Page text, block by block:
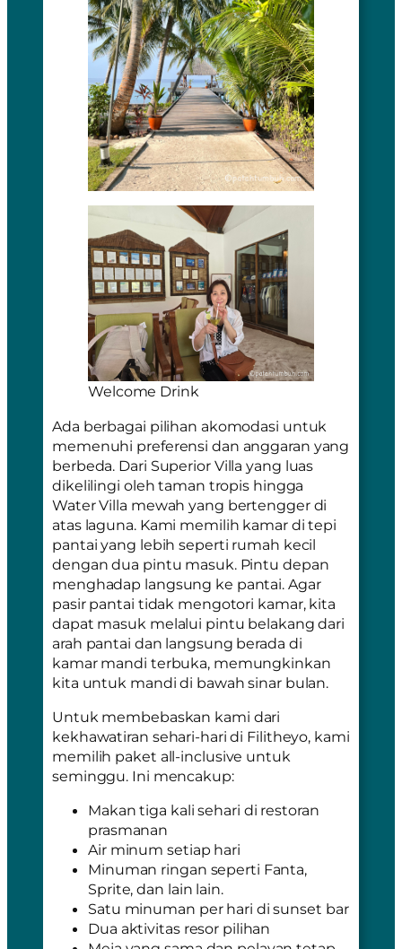
Welcome Drink
Ada berbagai pilihan akomodasi untuk
memenuhi preferensi dan anggaran yang
berbeda. Dari Superior Villa yang luas
dikelilingi oleh taman tropis hingga
Water Villa mewah yang bertengger di
atas laguna. Kami memilih kamar di tepi
pantai yang lebih seperti rumah kecil
dengan dua pintu masuk. Pintu depan
menghadap langsung ke pantai. Agar
pasir pantai tidak mengotori kamar, kita
dapat masuk melalui pintu belakang dari
arah pantai dan langsung berada di
kamar mandi terbuka, memungkinkan
kita untuk mandi di bawah sinar bulan.
Untuk membebaskan kami dari
kekhawatiran sehari-hari di Filitheyo, kami
memilih paket all-inclusive untuk
seminggu. Ini mencakup:
Makan tiga kali sehari di restoran
prasmanan
Air minum setiap hari
Minuman ringan seperti Fanta,
Sprite, dan lain lain.
Satu minuman per hari di sunset bar
Dua aktivitas resor pilihan